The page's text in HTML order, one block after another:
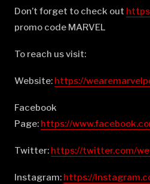
Don’t forget to check out
promo code MARVEL
To reach us visit:
Website: ⁠⁠⁠⁠⁠⁠⁠⁠⁠⁠⁠⁠⁠⁠⁠⁠⁠⁠⁠⁠⁠⁠⁠⁠⁠⁠⁠⁠⁠⁠⁠⁠⁠⁠⁠⁠⁠⁠⁠⁠⁠⁠⁠⁠⁠⁠⁠⁠⁠⁠⁠⁠⁠⁠⁠⁠⁠⁠⁠⁠⁠⁠⁠⁠⁠⁠⁠⁠⁠⁠⁠⁠⁠⁠https://
Facebook
Page: ⁠⁠⁠⁠⁠⁠⁠⁠⁠⁠⁠⁠⁠⁠⁠⁠⁠⁠⁠⁠⁠⁠⁠⁠⁠⁠⁠⁠⁠⁠⁠⁠⁠⁠⁠⁠⁠⁠⁠⁠⁠⁠⁠⁠⁠⁠⁠⁠⁠⁠⁠⁠⁠⁠⁠⁠⁠⁠⁠⁠⁠⁠⁠⁠⁠⁠⁠⁠⁠⁠⁠⁠⁠⁠https://
Twitter: ⁠⁠⁠⁠⁠⁠⁠⁠⁠⁠⁠⁠⁠⁠⁠⁠⁠⁠⁠⁠⁠⁠⁠⁠⁠⁠⁠⁠⁠⁠⁠⁠⁠⁠⁠⁠⁠⁠⁠⁠⁠⁠⁠⁠⁠⁠⁠⁠⁠⁠⁠⁠⁠⁠⁠⁠⁠⁠⁠⁠⁠⁠⁠⁠⁠⁠⁠⁠⁠⁠⁠⁠⁠⁠https://twitter.com/
Instagram: ⁠⁠⁠⁠⁠⁠⁠⁠⁠⁠⁠⁠⁠⁠⁠⁠⁠⁠⁠⁠⁠⁠⁠⁠⁠⁠⁠⁠⁠⁠⁠⁠⁠⁠⁠⁠⁠⁠⁠⁠⁠⁠⁠⁠⁠⁠⁠⁠⁠⁠⁠⁠⁠⁠⁠⁠⁠⁠⁠⁠⁠⁠⁠⁠⁠⁠⁠⁠⁠⁠⁠⁠⁠⁠https://